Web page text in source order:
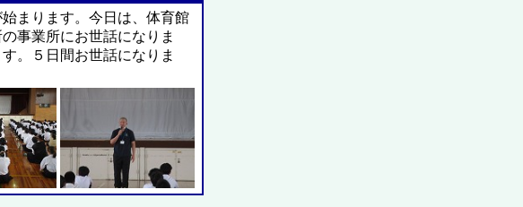
まります。今日は、体育館
事業所にお世話になりま
。５日間お世話になりま